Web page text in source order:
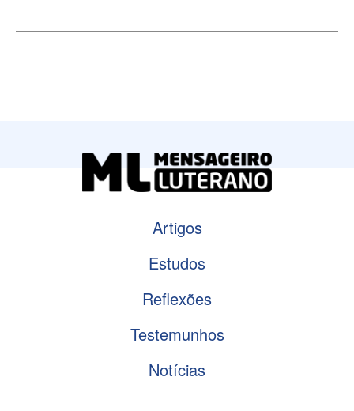
Artigos
Estudos
Reflexões
Testemunhos
Notícias